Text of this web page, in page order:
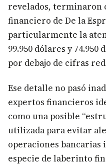
revelados, terminaron
financiero de De la
particularmente la
99.950 dólares y
por debajo de cifras
Ese detalle no pasó
expertos financieros
como una posible
utilizada para evitar
operaciones bancarias
especie de laberinto